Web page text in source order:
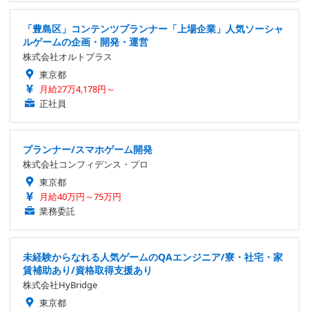
「豊島区」コンテンツプランナー「上場企業」人気ソーシャ
ルゲームの企画・開発・運営
株式会社オルトプラス
東京都
月給27万4,178円～
正社員
プランナー/スマホゲーム開発
株式会社コンフィデンス・プロ
東京都
月給40万円～75万円
業務委託
未経験からなれる人気ゲームのQAエンジニア/寮・社宅・家
賃補助あり/資格取得支援あり
株式会社HyBridge
東京都